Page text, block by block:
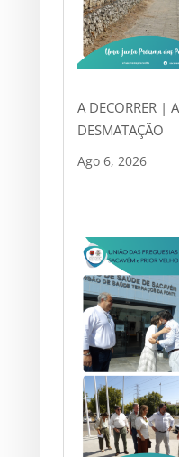
A DECORRER |
DESMATAÇÃO
Ago 6, 2026